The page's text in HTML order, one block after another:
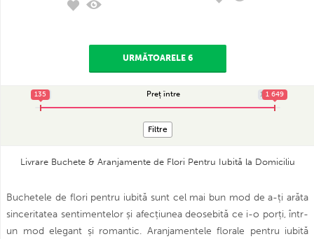
URMĂTOARELE 6
Preț între
135 1 649
135 1 649
Filtre
Livrare Buchete & Aranjamente de Flori Pentru Iubită la Domiciliu
Buchetele de flori pentru iubită sunt cel mai bun mod de a-ți arăta
sinceritatea sentimentelor și afecțiunea deosebită ce i-o porți, într-
un mod elegant și romantic. Aranjamentele florale pentru iubită